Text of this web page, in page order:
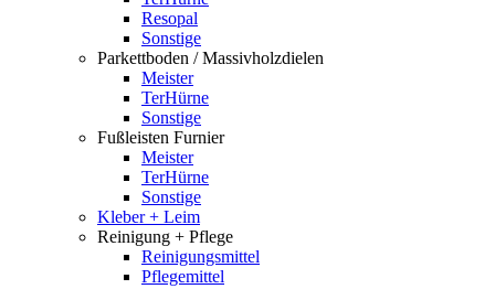
Resopal
Sonstige
Parkettboden / Massivholzdielen
Meister
TerHürne
Sonstige
Fußleisten Furnier
Meister
TerHürne
Sonstige
Kleber + Leim
Reinigung + Pflege
Reinigungsmittel
Pflegemittel